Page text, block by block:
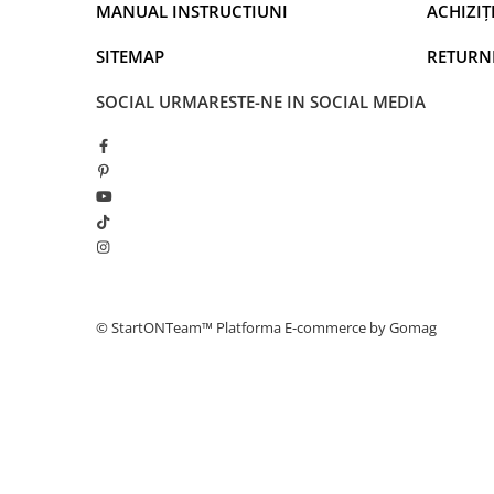
MANUAL INSTRUCTIUNI
SITEMAP
SOCIAL URMARESTE-NE IN SOCIAL MEDIA
© StartONTeam™ Platforma E-commerce by Gomag